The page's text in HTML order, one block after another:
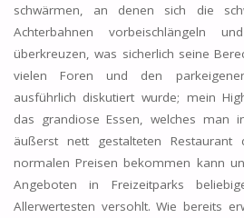
schwärmen, an denen sich die
Achterbahnen vorbeischlängeln
überkreuzen, was sicherlich seine
vielen Foren und den
ausführlich diskutiert wurde; mein
das grandiose Essen, welches man
äußerst nett gestalteten Restaurant
normalen Preisen bekommen kann
Angeboten in Freizeitparks
Allerwertesten versohlt. Wie bereits